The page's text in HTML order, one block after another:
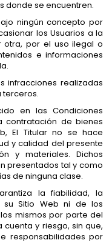
donde se encuentren.
ningún concepto por
los Usuarios a la
otra, por el uso ilegal o
e informaciones
infracciones realizadas
terceros.
en las Condiciones
contratación de bienes
El Titular no se hace
y calidad del presente
y materiales. Dichos
presentados tal y como
de ninguna clase.
la fiabilidad, la
su Sitio Web ni de los
mismos por parte del
y riesgo, sin que,
responsabilidades por